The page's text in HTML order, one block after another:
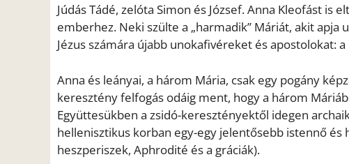
Júdás Tádé, zelóta Simon és József. Anna Kleofást
emberhez. Neki szülte a „harmadik” Máriát, akit
Jézus számára újabb unokafivéreket és apostolokat: a
Anna és leányai, a három Mária, csak egy pogány
keresztény felfogás odáig ment, hogy a három
Együttesükben a zsidó-keresztényektől idegen
hellenisztikus korban egy-egy jelentősebb istennő
heszperiszek, Aphrodité és a gráciák).